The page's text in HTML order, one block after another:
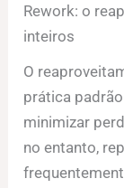
Rework: o
inteiros
O
prática
minimizar
no entanto,